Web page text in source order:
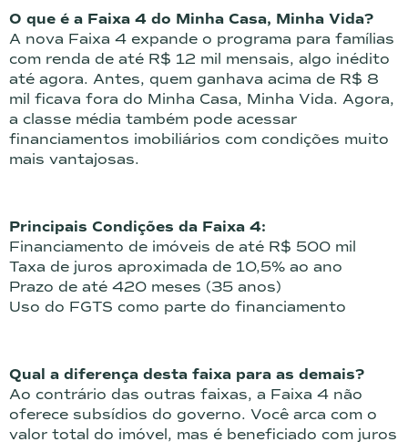
O que é a Faixa 4 do Minha Casa, Minha Vida?
A nova Faixa 4 expande o programa para famílias
com renda de até R$ 12 mil mensais, algo inédito
até agora. Antes, quem ganhava acima de R$ 8
mil ficava fora do Minha Casa, Minha Vida. Agora,
a classe média também pode acessar
financiamentos imobiliários com condições muito
mais vantajosas.
Principais Condições da Faixa 4:
Financiamento de imóveis de até R$ 500 mil
Taxa de juros aproximada de 10,5% ao ano
Prazo de até 420 meses (35 anos)
Uso do FGTS como parte do financiamento
Qual a diferença desta faixa para as demais?
Ao contrário das outras faixas, a Faixa 4 não
oferece subsídios do governo. Você arca com o
valor total do imóvel, mas é beneficiado com juros